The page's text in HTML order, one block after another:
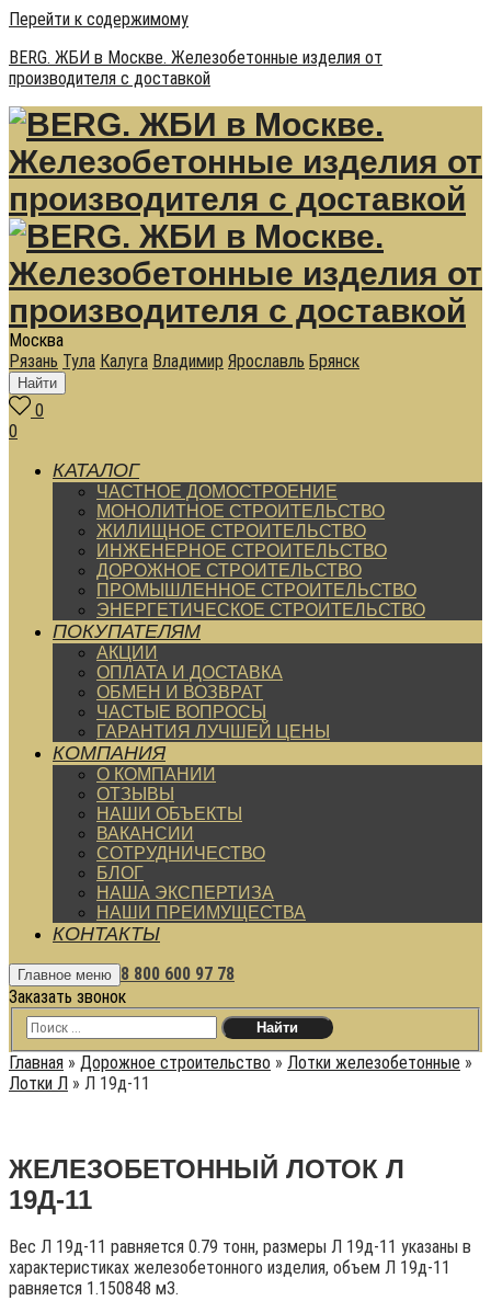
Перейти к содержимому
BERG. ЖБИ в Москве. Железобетонные изделия от
производителя с доставкой
Москва
Рязань Тула Калуга Владимир Ярославль Брянск
Найти
0
0
КАТАЛОГ
ЧАСТНОЕ ДОМОСТРОЕНИЕ
МОНОЛИТНОЕ СТРОИТЕЛЬСТВО
ЖИЛИЩНОЕ СТРОИТЕЛЬСТВО
ИНЖЕНЕРНОЕ СТРОИТЕЛЬСТВО
ДОРОЖНОЕ СТРОИТЕЛЬСТВО
ПРОМЫШЛЕННОЕ СТРОИТЕЛЬСТВО
ЭНЕРГЕТИЧЕСКОЕ СТРОИТЕЛЬСТВО
ПОКУПАТЕЛЯМ
АКЦИИ
ОПЛАТА И ДОСТАВКА
ОБМЕН И ВОЗВРАТ
ЧАСТЫЕ ВОПРОСЫ
ГАРАНТИЯ ЛУЧШЕЙ ЦЕНЫ
КОМПАНИЯ
О КОМПАНИИ
ОТЗЫВЫ
НАШИ ОБЪЕКТЫ
ВАКАНСИИ
СОТРУДНИЧЕСТВО
БЛОГ
НАША ЭКСПЕРТИЗА
НАШИ ПРЕИМУЩЕСТВА
КОНТАКТЫ
Главное меню 8 800 600 97 78
Заказать звонок
Главная » Дорожное строительство » Лотки железобетонные »
Лотки Л » Л 19д-11
ЖЕЛЕЗОБЕТОННЫЙ ЛОТОК Л
19Д-11
Вес Л 19д-11 равняется 0.79 тонн, размеры Л 19д-11 указаны в
характеристиках железобетонного изделия, объем Л 19д-11
равняется 1.150848 м3.